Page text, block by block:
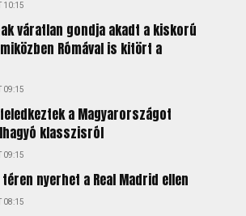
10:15
váratlan gondja akadt a kiskorú
Rómával is kitört a
09:15
a Magyarországot
klasszisról
09:15
nyerhet a Real Madrid ellen
08:15